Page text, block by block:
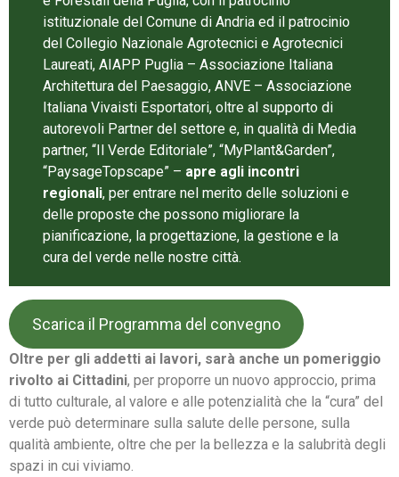
istituzionale del Comune di Andria ed il patrocinio
del Collegio Nazionale Agrotecnici e Agrotecnici
Laureati, AIAPP Puglia – Associazione Italiana
Architettura del Paesaggio, ANVE – Associazione
Italiana Vivaisti Esportatori, oltre al supporto di
autorevoli Partner del settore e, in qualità di Media
partner, “Il Verde Editoriale”, “MyPlant&Garden”,
“PaysageTopscape” – apre agli incontri
regionali, per entrare nel merito delle soluzioni e
delle proposte che possono migliorare la
pianificazione, la progettazione, la gestione e la
cura del verde nelle nostre città.
Scarica il Programma del convegno
Oltre per gli addetti ai lavori, sarà anche un pomeriggio
rivolto ai Cittadini, per proporre un nuovo approccio, prima
di tutto culturale, al valore e alle potenzialità che la “cura” del
verde può determinare sulla salute delle persone, sulla
qualità ambiente, oltre che per la bellezza e la salubrità degli
spazi in cui viviamo.